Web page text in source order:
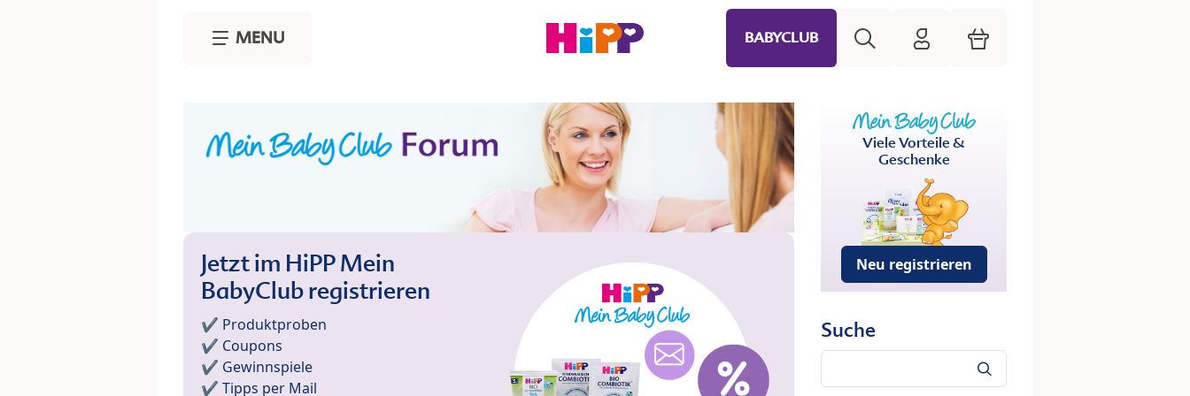
MENU BABYCLUB HiPP Mein Babyclub
Warenkorb
Jetzt im HiPP Mein
BabyClub registrieren
✔️ Produktproben
✔️ Coupons
✔️ Gewinnspiele
✔️ Tipps per Mail
Viele Vorteile &
Geschenke
Neu registrieren
Suche